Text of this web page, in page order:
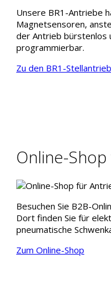
Unsere BR1-Antriebe
Magnetsensoren,
der Antrieb bürstenlos
programmierbar.
Zu den BR1-
Online-
Besuchen Sie B2B-
Dort finden Sie für
pneumatische
Zum Online-Shop